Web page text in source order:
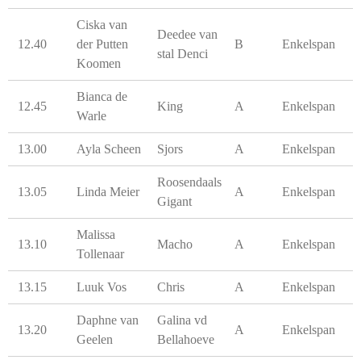
12.40
Ciska van
der Putten
Koomen
Deedee van
stal Denci
B Enkelspan
12.45
Bianca de
Warle
King A Enkelspan
13.00 Ayla Scheen Sjors A Enkelspan
13.05 Linda Meier
Roosendaals
Gigant
A Enkelspan
13.10
Malissa
Tollenaar
Macho A Enkelspan
13.15 Luuk Vos Chris A Enkelspan
13.20
Daphne van
Geelen
Galina vd
Bellahoeve
A Enkelspan